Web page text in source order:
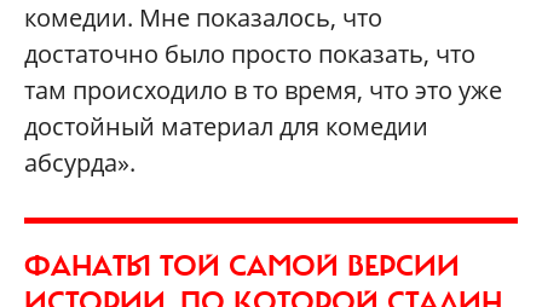
комедии. Мне показалось, что
достаточно было просто показать, что
там происходило в то время, что это уже
достойный материал для комедии
абсурда».
ФАНАТЫ ТОЙ САМОЙ ВЕРСИИ